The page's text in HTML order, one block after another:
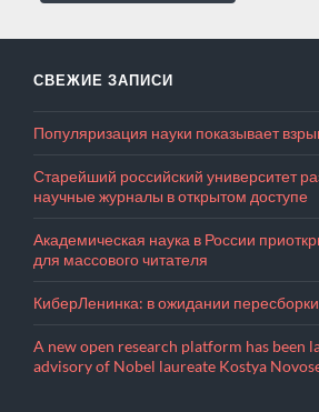
СВЕЖИЕ ЗАПИСИ
Популяризация науки показывает
Старейший российский университет
научные журналы в открытом доступе
Академическая наука в России
для массового читателя
КиберЛенинка: в ожидании пересборки
A new open research platform has been
advisory of Nobel laureate Kostya